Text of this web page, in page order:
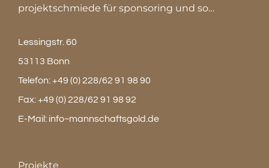
projektschmiede für sponsoring und so…
Lessingstr. 60
53113 Bonn
Telefon:+49 (0) 228/62 91 98 90
Fax:+49 (0) 228/62 91 98 92
E-Mail: info~mannschaftsgold.de
Projekte